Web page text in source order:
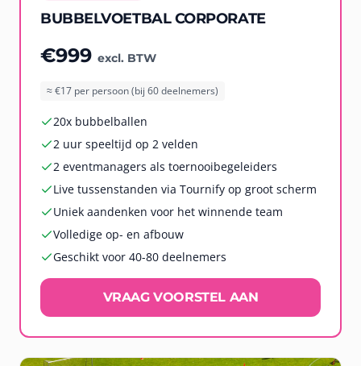
BUBBELVOETBAL CORPORATE
€999 excl. BTW
≈ €17 per persoon (bij 60 deelnemers)
20x bubbelballen
2 uur speeltijd op 2 velden
2 eventmanagers als toernooibegeleiders
Live tussenstanden via Tournify op groot scherm
Uniek aandenken voor het winnende team
Volledige op- en afbouw
Geschikt voor 40-80 deelnemers
VRAAG VOORSTEL AAN